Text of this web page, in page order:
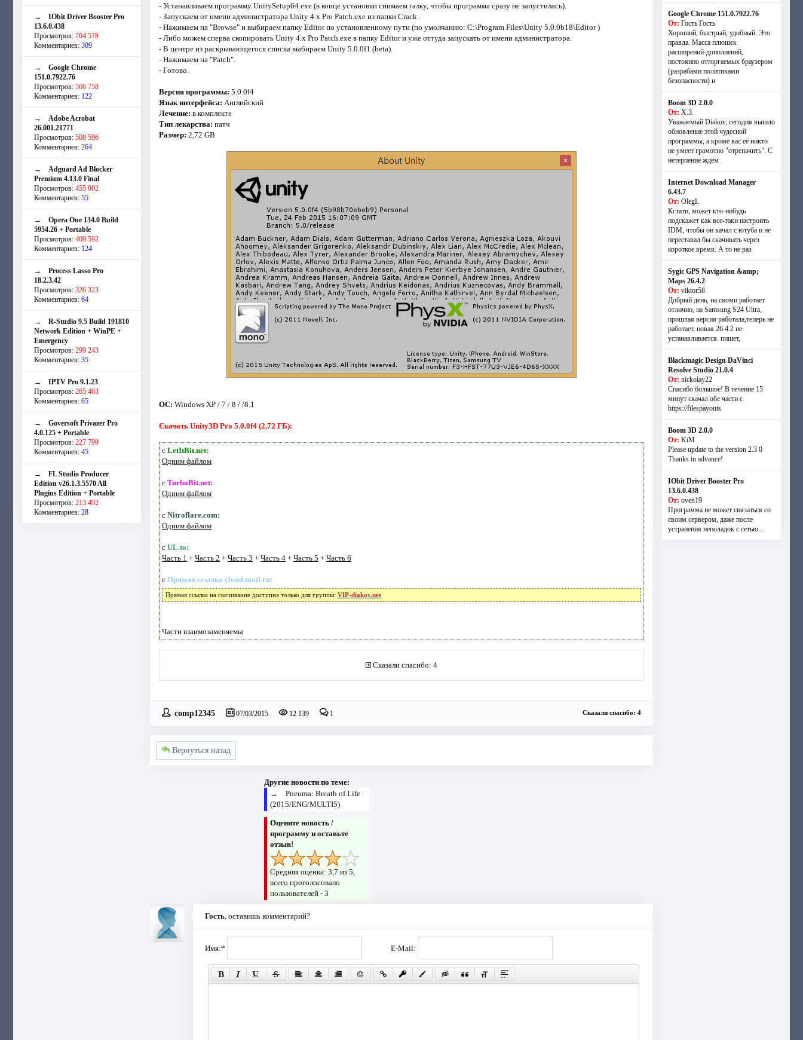
→ IObit Driver Booster Pro
13.6.0.438
Просмотров: 704 578
Комментариев: 309
→ Google Chrome
151.0.7922.76
Просмотров: 566 758
Комментариев: 122
→ Adobe Acrobat
26.001.21771
Просмотров: 508 596
Комментариев: 264
→ Adguard Ad Blocker
Premium 4.13.0 Final
Просмотров: 455 002
Комментариев: 55
→ Opera One 134.0 Build
5954.26 + Portable
Просмотров: 409 592
Комментариев: 124
→ Process Lasso Pro
18.2.3.42
Просмотров: 326 323
Комментариев: 64
→ R-Studio 9.5 Build 191810
Network Edition + WinPE +
Emergency
Просмотров: 299 243
Комментариев: 35
→ IPTV Pro 9.1.23
Просмотров: 265 463
Комментариев: 65
→ Goversoft Privazer Pro
4.0.125 + Portable
Просмотров: 227 799
Комментариев: 45
→ FL Studio Producer
Edition v26.1.3.5570 All
Plugins Edition + Portable
Просмотров: 213 492
Комментариев: 28
- Устанавливаем программу UnitySetup64.exe (в конце установки снимаем галку, чтобы программа сразу не запустилась).
- Запускаем от имени администратора Unity 4.x Pro Patch.exe из папки Crack .
- Нажимаем на "Browse" и выбираем папку Editor по установленному пути (по умолчанию: C:\Program Files\Unity 5.0.0b18\Editor )
- Либо можем сперва скопировать Unity 4.x Pro Patch.exe в папку Editor и уже оттуда запускать от имени администратора.
- В центре из раскрывающегося списка выбираем Unity 5.0.0f1 (beta).
- Нажимаем на "Patch".
- Готово.
Версия программы: 5.0.0f4
Язык интерфейса: Английский
Лечение: в комплекте
Тип лекарства: патч
Размер: 2,72 GB
ОС: Windows XP / 7 / 8 / /8.1
Скачать Unity3D Pro 5.0.0f4 (2,72 ГБ):
с LetItBit.net:
Одним файлом
с TurboBit.net:
Одним файлом
с Nitroflare.com:
Одним файлом
с UL.to:
Часть 1 + Часть 2 + Часть 3 + Часть 4+ Часть 5 + Часть 6
с Прямая ссылка cloud.mail.ru:
Прямая ссылка на скачивание доступна только для группы: VIP-diakov.net
Части взаимозаменяемы
Сказали спасибо: 4
comp12345 07/03/2015 12 139 1 Сказали спасибо: 4
Вернуться назад
Другие новости по теме:
→ Pneuma: Breath of Life
(2015/ENG/MULTI5)
Оцените новость /
программу и оставьте
отзыв!
Средняя оценка: 3,7 из 5,
всего проголосовало
пользователей - 3
Гость, оставишь комментарий?
Имя:* E-Mail:
Google Chrome 151.0.7922.76
От: Гость Гость
Хороший, быстрый, удобный. Это
правда. Масса плюшек
расширений-дополнений,
постоянно отторгаемых браузером
(разрабами политиками
безопасности) и
Boom 3D 2.0.0
От: Х.З.
Уважаемый Diakov, сегодня вышло
обновление этой чудесной
программы, а кроме вас её никто
не умеет грамотно "отрепачить". С
нетерпение ждём
Internet Download Manager
6.43.7
От: OlegL
Кстати, может кто-нибудь
подскажет как все-таки настроить
IDM, чтобы он качал с ютуба и не
переставал бы скачивать через
короткое время. А то не раз
Sygic GPS Navigation &amp;
Maps 26.4.2
От: viktor58
Добрый день, на сяоми работает
отлично, на Samsung S24 Ultra,
прошлая версия работала,теперь не
работает, новая 26.4.2 не
устанавливается. пишет,
Blackmagic Design DaVinci
Resolve Studio 21.0.4
От: nickolay22
Спасибо большое! В течение 15
минут скачал обе части с
https://filespayouts
Boom 3D 2.0.0
От: KiM
Please update to the version 2.3.0
Thanks in advance!
IObit Driver Booster Pro
13.6.0.438
От: oven19
Программа не может связаться со
своим сервером, даже после
устранения неполадок с сетью...